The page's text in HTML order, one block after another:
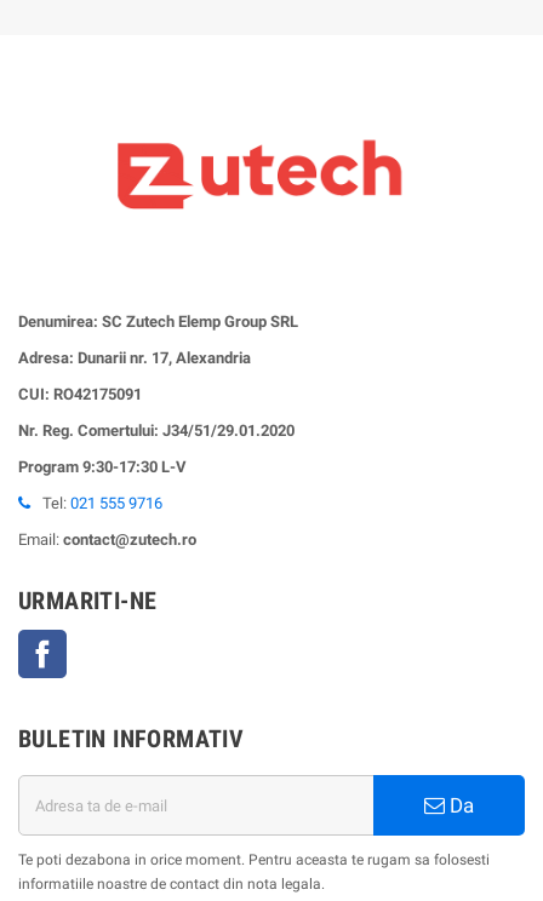
Denumirea: SC Zutech Elemp Group SRL
Adresa: Dunarii nr. 17, Alexandria
CUI: RO42175091
Nr. Reg. Comertului: J34/51/29.01.2020
Program 9:30-17:30 L-V
Tel: 021 555 9716
Email: contact@zutech.ro
URMARITI-NE
BULETIN INFORMATIV
Da
Te poti dezabona in orice moment. Pentru aceasta te rugam sa folosesti
informatiile noastre de contact din nota legala.